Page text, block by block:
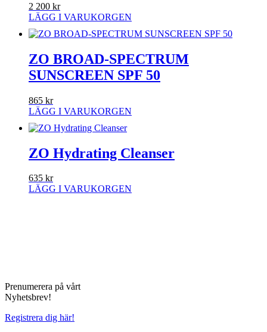
2 200 kr
LÄGG I VARUKORGEN
ZO BROAD-SPECTRUM
SUNSCREEN SPF 50
865 kr
LÄGG I VARUKORGEN
ZO Hydrating Cleanser
635 kr
LÄGG I VARUKORGEN
Prenumerera på vårt
Nyhetsbrev!
Registrera dig här!